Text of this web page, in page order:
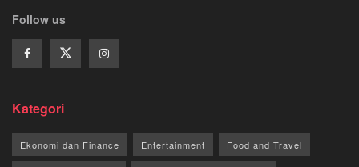
Follow us
Kategori
Ekonomi dan Finance Entertainment Food and Travel